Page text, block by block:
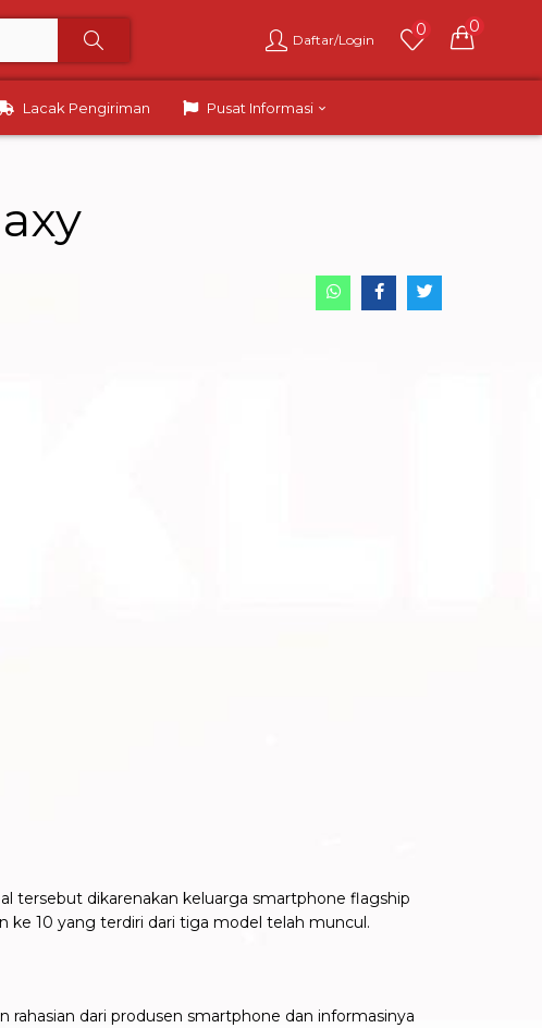
Daftar/Login
0 0
Lacak Pengiriman Pusat Informasi
tersebut dikarenakan keluarga smartphone flagship
ke 10 yang terdiri dari tiga model telah muncul.
rahasian dari produsen smartphone dan informasinya